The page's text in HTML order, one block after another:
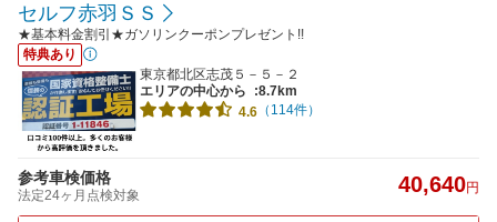
セルフ赤羽ＳＳ
★基本料金割引★ガソリンクーポンプレゼント!!
特典あり
東京都北区志茂５－５－２
エリアの中心から
:8.7km
4.6 （114件）
参考車検価格
法定24ヶ月点検対象 40,640円